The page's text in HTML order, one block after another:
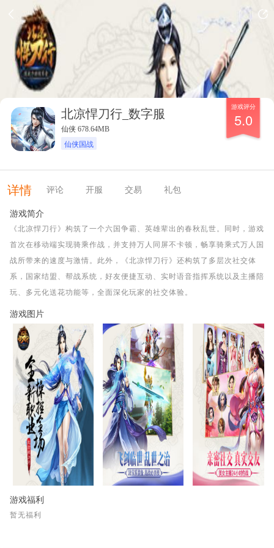
北凉悍刀行_数字服
仙侠 678.64MB
仙侠国战
游戏评分
5.0
详情 评论 开服 交易 礼包
游戏简介
《北凉悍刀行》构筑了一个六国争霸、英雄辈出的春秋乱世。同时，游戏
首次在移动端实现骑乘作战，并支持万人同屏不卡顿，畅享骑乘式万人国
战所带来的速度与激情。此外，《北凉悍刀行》还构筑了多层次社交体
系，国家结盟、帮战系统，好友便捷互动、实时语音指挥系统以及主播陪
玩、多元化送花功能等，全面深化玩家的社交体验。
游戏图片
游戏福利
暂无福利